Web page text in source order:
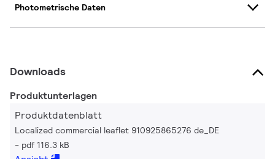
Photometrische Daten
Downloads
Produktunterlagen
Produktdatenblatt
Localized commercial leaflet 910925865276 de_DE
pdf 116.3 kB